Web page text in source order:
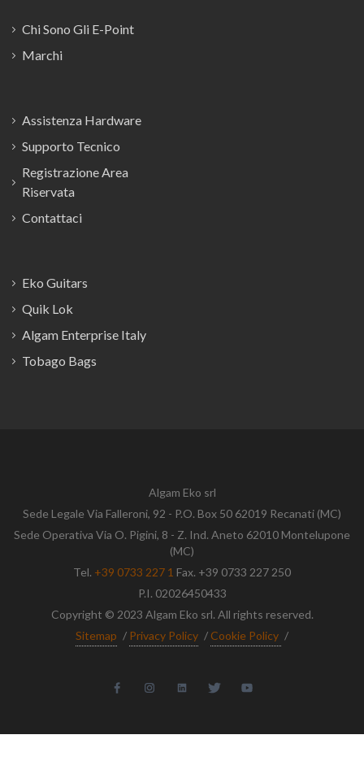
Chi Sono Gli E-Point
Marchi
Assistenza Hardware
Supporto Tecnico
Registrazione Area
Riservata
Contattaci
Eko Guitars
Quik Lok
Algam Enterprise Italy
Tobago Bags
Algam Eko srl
Sede Legale Via Falleroni, 92 - P.O. Box 50 62019 Recanati (MC)
Sede Operativa Via O. Pigini, 8 - Z. Ind. Aneto 62010 Montelupone
(MC)
Tel. +39 0733 227 1 Fax. +39 0733 227 250
P.I. 02026450433
Copyright © 2023 Algam Eko srl. All rights reserved.
Sitemap / Privacy Policy / Cookie Policy /